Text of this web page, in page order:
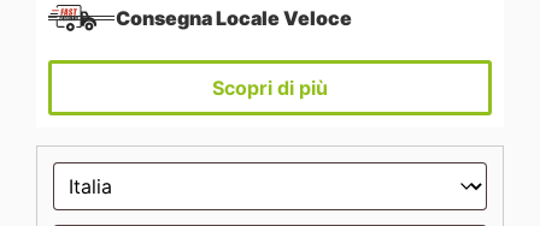
Consegna Locale Veloce
Scopri di più